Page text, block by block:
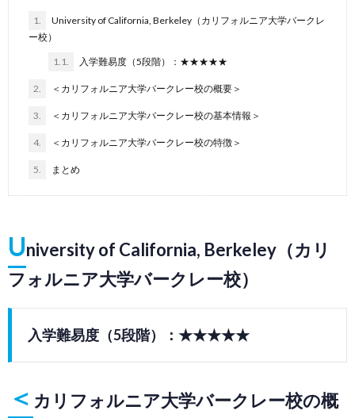
1.
University of California, Berkeley（カリフォルニア大学バークレ
ー校）
1.1. 入学難易度（5段階）：★★★★★
2. ＜カリフォルニア大学バークレー校の概要＞
3. ＜カリフォルニア大学バークレー校の基本情報＞
4. ＜カリフォルニア大学バークレー校の特徴＞
5. まとめ
University of California, Berkeley（カリ
フォルニア大学バークレー校）
入学難易度（5段階）：★★★★★
＜ カリフォルニア大学バークレー校の概